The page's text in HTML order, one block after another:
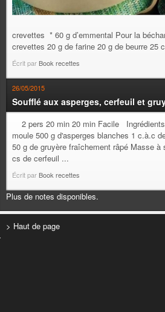
crevettes * 60 g d’emmental Pour la
crevettes 20 g de farine 20 g de beurre 25
Écrit par Book recettes
26/05/2015
Soufflé aux asperges, cerfeuil et
2 pers 20 min 20 min Facile
moule 500 g d'asperges blanches 1 c.à.c
50 g de gruyère fraîchement râpé Masse
cs de cerfeuil ...
Écrit par Book recettes
Plus de notes disponibles.
> Haut de page